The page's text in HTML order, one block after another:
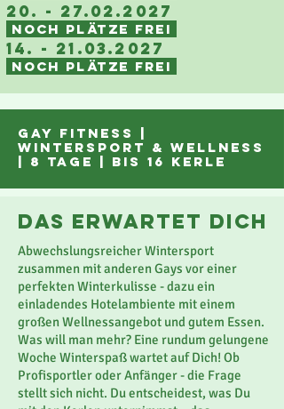
20. - 27.02.2027
NOCH PLÄTZE FREI
14. - 21.03.2027
NOCH PLÄTZE FREI
gay FITNESS |
WINTERSPORT & WELLNESS
| 8 tage | bis 16 Kerle
das erwartet dich
Abwechslungsreicher Wintersport
zusammen mit anderen Gays vor einer
perfekten Winterkulisse - dazu ein
einladendes Hotelambiente mit einem
großen Wellnessangebot und gutem Essen.
Was will man mehr? Eine rundum gelungene
Woche Winterspaß wartet auf Dich! Ob
Profisportler oder Anfänger - die Frage
stellt sich nicht. Du entscheidest, was Du